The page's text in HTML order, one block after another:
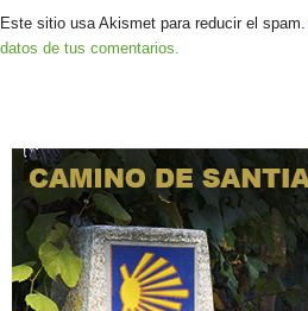
Este sitio usa Akismet para reducir el spam.
datos de tus comentarios.